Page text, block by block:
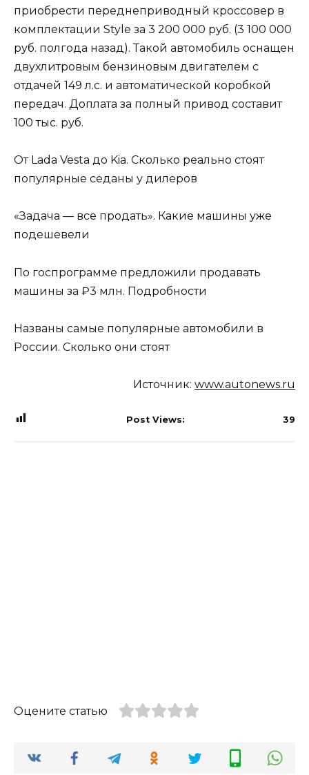
приобрести переднеприводный кроссовер в
комплектации Style за 3 200 000 руб. (3 100 000
руб. полгода назад). Такой автомобиль оснащен
двухлитровым бензиновым двигателем с
отдачей 149 л.с. и автоматической коробкой
передач. Доплата за полный привод составит
100 тыс. руб.
От Lada Vesta до Kia. Сколько реально стоят
популярные седаны у дилеров
«Задача — все продать». Какие машины уже
подешевели
По госпрограмме предложили продавать
машины за ₽3 млн. Подробности
Названы самые популярные автомобили в
России. Сколько они стоят
Источник: www.autonews.ru
Post Views: 39
Оцените статью